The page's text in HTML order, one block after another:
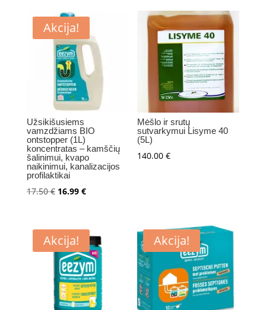
Akcija!
Užsikišusiems
vamzdžiams BIO
ontstopper (1L)
koncentratas – kamščių
šalinimui, kvapo
naikinimui, kanalizacijos
profilaktikai
17.50€ Original
17.50 €.
16.99 €Current
16.99 €.
Mėšlo ir srutų
sutvarkymui Lisyme 40
(5L)
140.00€
Akcija! Akcija!